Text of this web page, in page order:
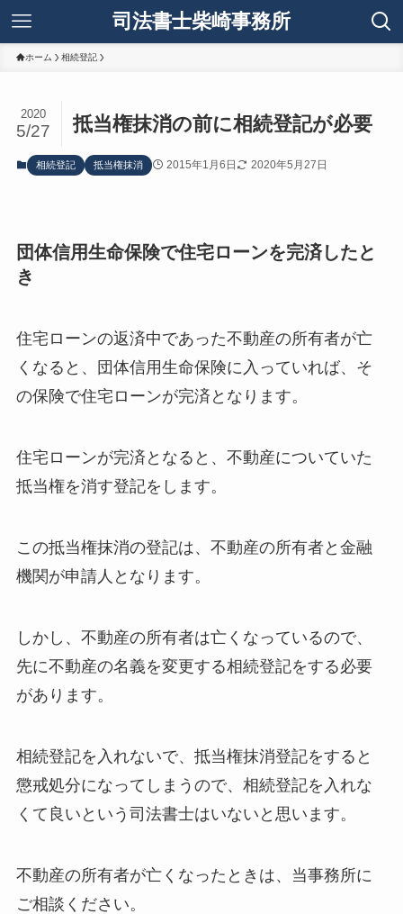
司法書士柴崎事務所
ホーム 相続登記
抵当権抹消の前に相続登記が必要
2020
5/27
相続登記 抵当権抹消 2015年1月6日 2020年5月27日
団体信用生命保険で住宅ローンを完済したと
き
住宅ローンの返済中であった不動産の所有者が亡
くなると、団体信用生命保険に入っていれば、そ
の保険で住宅ローンが完済となります。
住宅ローンが完済となると、不動産についていた
抵当権を消す登記をします。
この抵当権抹消の登記は、不動産の所有者と金融
機関が申請人となります。
しかし、不動産の所有者は亡くなっているので、
先に不動産の名義を変更する相続登記をする必要
があります。
相続登記を入れないで、抵当権抹消登記をすると
懲戒処分になってしまうので、相続登記を入れな
くて良いという司法書士はいないと思います。
不動産の所有者が亡くなったときは、当事務所に
ご相談ください。